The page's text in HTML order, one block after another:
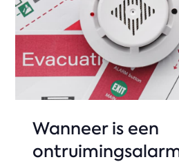
Wanneer is een